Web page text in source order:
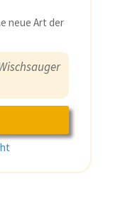
neue Art der